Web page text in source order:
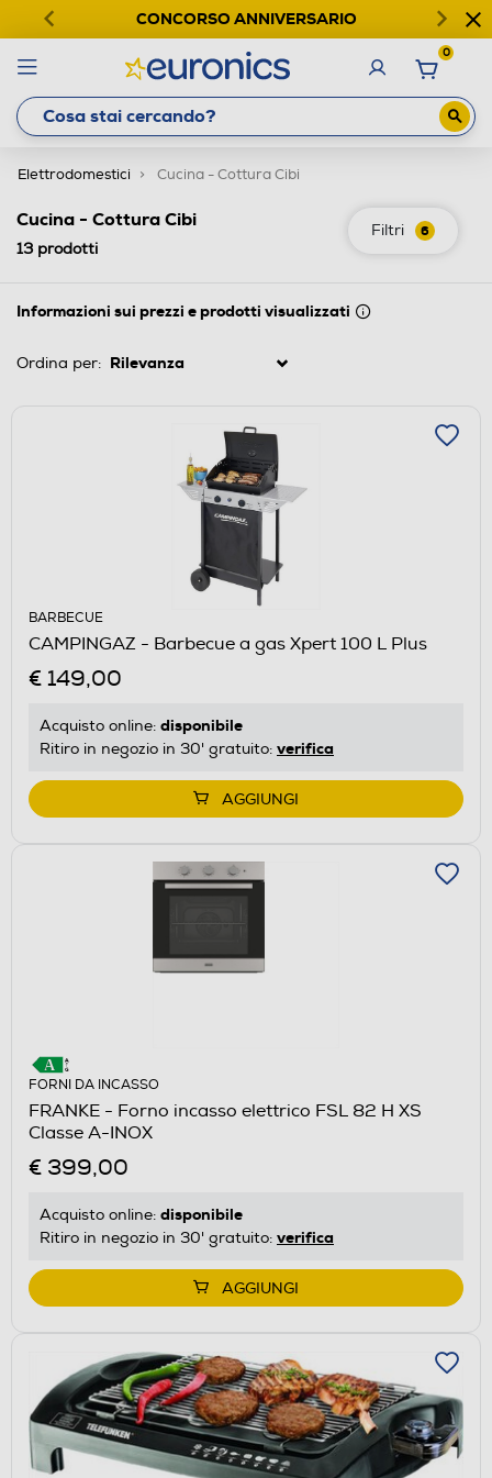
CONCORSO ANNIVERSARIO
0
Elettrodomestici Cucina - Cottura Cibi
Filtri 6
Cucina - Cottura Cibi
13prodotti
Informazioni sui prezzi e prodotti visualizzati
Ordina per:
BARBECUE
CAMPINGAZ - Barbecue a gas Xpert 100 L Plus
€ 149,00
Acquisto online: disponibile
Ritiro in negozio in 30' gratuito: verifica
AGGIUNGI
FORNI DA INCASSO
FRANKE - Forno incasso elettrico FSL 82 H XS
Classe A-INOX
€ 399,00
Acquisto online: disponibile
Ritiro in negozio in 30' gratuito: verifica
AGGIUNGI